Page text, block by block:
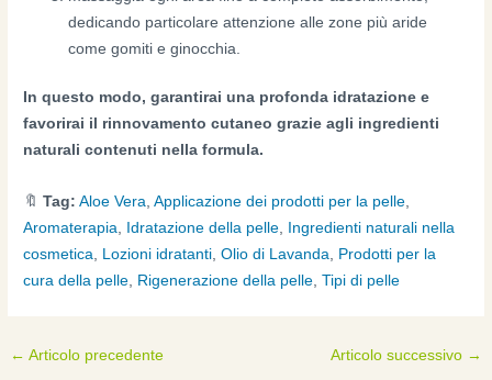
dedicando particolare attenzione alle zone più aride
come gomiti e ginocchia.
In questo modo, garantirai una profonda idratazione e
favorirai il rinnovamento cutaneo grazie agli ingredienti
naturali contenuti nella formula.
🔖Tag: Aloe Vera,Applicazione dei prodotti per la pelle,
Aromaterapia, Idratazione della pelle, Ingredienti naturali nella
cosmetica, Lozioni idratanti,Olio di Lavanda, Prodotti per la
cura della pelle, Rigenerazione della pelle,Tipi di pelle
← Articolo precedente Articolo successivo →